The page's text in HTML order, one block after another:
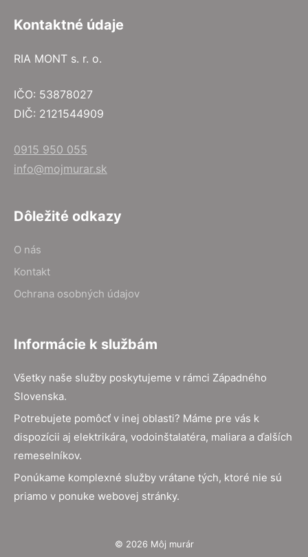
Kontaktné údaje
RIA MONT s. r. o.
IČO: 53878027
DIČ: 2121544909
0915 950 055
info@mojmurar.sk
Dôležité odkazy
O nás
Kontakt
Ochrana osobných údajov
Informácie k službám
Všetky naše služby poskytujeme v rámci Západného
Slovenska.
Potrebujete pomôcť v inej oblasti? Máme pre vás k
dispozícii aj elektrikára, vodoinštalatéra, maliara a ďalších
remeselníkov.
Ponúkame komplexné služby vrátane tých, ktoré nie sú
priamo v ponuke webovej stránky.
© 2026 Môj murár